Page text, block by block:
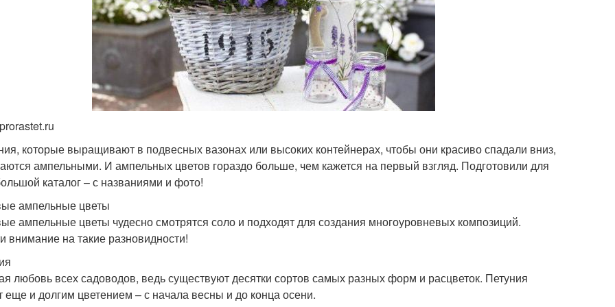
которые выращивают в подвесных вазонах или высоких контейнерах, чтобы они красиво спадали вниз,
ампельными. И ампельных цветов гораздо больше, чем кажется на первый взгляд. Подготовили для
каталог – с названиями и фото!
ампельные цветы
ампельные цветы чудесно смотрятся соло и подходят для создания многоуровневых композиций.
внимание на такие разновидности!
любовь всех садоводов, ведь существуют десятки сортов самых разных форм и расцветок. Петуния
еще и долгим цветением – с начала весны и до конца осени.